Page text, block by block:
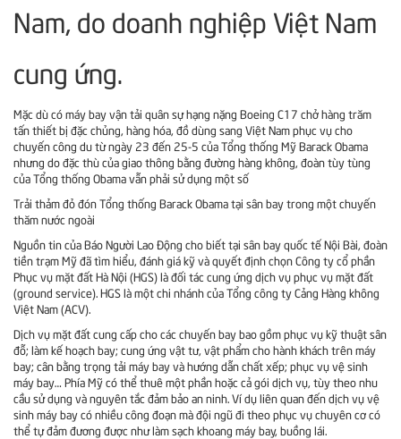
Nam, do doanh nghiệp Việt Nam
cung ứng.
Mặc dù có máy bay vận tải quân sự hạng nặng Boeing C17 chở hàng trăm
tấn thiết bị đặc chủng, hàng hóa, đồ dùng sang Việt Nam phục vụ cho
chuyến công du từ ngày 23 đến 25-5 của Tổng thống Mỹ Barack Obama
nhưng do đặc thù của giao thông bằng đường hàng không, đoàn tùy tùng
của Tổng thống Obama vẫn phải sử dụng một số
Trải thảm đỏ đón Tổng thống Barack Obama tại sân bay trong một chuyến
thăm nước ngoài
Nguồn tin của Báo Người Lao Động cho biết tại sân bay quốc tế Nội Bài, đoàn
tiền trạm Mỹ đã tìm hiểu, đánh giá kỹ và quyết định chọn Công ty cổ phần
Phục vụ mặt đất Hà Nội (HGS) là đối tác cung ứng dịch vụ phục vụ mặt đất
(ground service). HGS là một chi nhánh của Tổng công ty Cảng Hàng không
Việt Nam (ACV).
Dịch vụ mặt đất cung cấp cho các chuyến bay bao gồm phục vụ kỹ thuật sân
đỗ; làm kế hoạch bay; cung ứng vật tư, vật phẩm cho hành khách trên máy
bay; cân bằng trọng tải máy bay và hướng dẫn chất xếp; phục vụ vệ sinh
máy bay… Phía Mỹ có thể thuê một phần hoặc cả gói dịch vụ, tùy theo nhu
cầu sử dụng và nguyên tắc đảm bảo an ninh. Ví dụ liên quan đến dịch vụ vệ
sinh máy bay có nhiều công đoạn mà đội ngũ đi theo phục vụ chuyên cơ có
thể tự đảm đương được như làm sạch khoang máy bay, buồng lái.